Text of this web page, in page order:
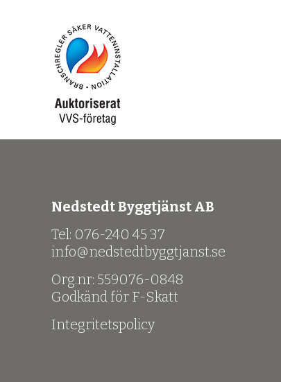
Nedstedt Byggtjänst AB
Tel: 076-240 45 37
info@nedstedtbyggtjanst.se
Org.nr: 559076-0848
Godkänd för F-Skatt
Integritetspolicy